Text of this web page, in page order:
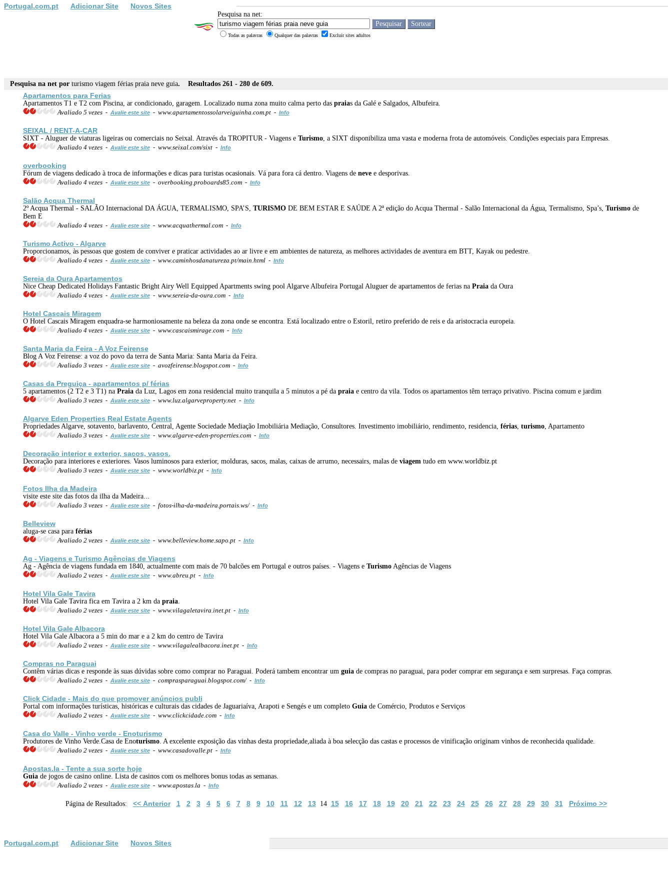
Portugal.com.pt Adicionar Site Novos Sites
Pesquisa na net:
Todas as palavras Qualquer das palavras Excluir sites adultos
Pesquisa na net por turismo viagem férias praia neve guia. Resultados 261 - 280 de 609.
Apartamentos para Ferias
Apartamentos T1 e T2 com Piscina, ar condicionado, garagem. Localizado numa zona muito calma perto das praias da Galé e Salgados, Albufeira.
Avaliado 5 vezes - Avalie este site- www.apartamentossolarveiguinha.com.pt - Info
SEIXAL / RENT-A-CAR
SIXT - Aluguer de viaturas ligeiras ou comerciais no Seixal. Através da TROPITUR - Viagens e Turismo, a SIXT disponibiliza uma vasta e moderna frota de automóveis. Condições especiais para Empresas.
Avaliado 4 vezes - Avalie este site- www.seixal.com/sixt - Info
overbooking
Fórum de viagens dedicado à troca de informações e dicas para turistas ocasionais. Vá para fora cá dentro. Viagens de nevee desporivas.
Avaliado 4 vezes - Avalie este site- overbooking.proboards85.com - Info
Salão Acqua Thermal
2º Acqua Thermal - SALÃO Internacional DA ÁGUA, TERMALISMO, SPA’S, TURISMODE BEM ESTAR E SAÚDE A 2ª edição do Acqua Thermal - Salão Internacional da Água, Termalismo, Spa’s, Turismode
Bem E
Avaliado 4 vezes - Avalie este site- www.acquathermal.com - Info
Turismo Activo - Algarve
Proporcionamos, às pessoas que gostem de conviver e praticar actividades ao ar livre e em ambientes de natureza, as melhores actividades de aventura em BTT, Kayak ou pedestre.
Avaliado 4 vezes - Avalie este site- www.caminhosdanatureza.pt/main.html - Info
Sereia da Oura Apartamentos
Nice Cheap Dedicated Holidays Fantastic Bright Airy Well Equipped Apartments swing pool Algarve Albufeira Portugal Aluguer de apartamentos de ferias na Praiada Oura
Avaliado 4 vezes - Avalie este site- www.sereia-da-oura.com - Info
Hotel Cascais Miragem
O Hotel Cascais Miragem enquadra-se harmoniosamente na beleza da zona onde se encontra. Está localizado entre o Estoril, retiro preferido de reis e da aristocracia europeia.
Avaliado 4 vezes - Avalie este site- www.cascaismirage.com - Info
Santa Maria da Feira - A Voz Feirense
Blog A Voz Feirense: a voz do povo da terra de Santa Maria: Santa Maria da Feira.
Avaliado 3 vezes - Avalie este site- avozfeirense.blogspot.com - Info
Casas da Preguiça - apartamentos p/ férias
5 apartamentos (2 T2 e 3 T1) na Praiada Luz, Lagos em zona residencial muito tranquila a 5 minutos a pé da praiae centro da vila. Todos os apartamentos têm terraço privativo. Piscina comum e jardim
Avaliado 3 vezes - Avalie este site- www.luz.algarveproperty.net - Info
Algarve Eden Properties Real Estate Agents
Propriedades Algarve, sotavento, barlavento, Central, Agente Sociedade Mediação Imobiliária Mediação, Consultores. Investimento imobiliário, rendimento, residencia, férias, turismo, Apartamento
Avaliado 3 vezes - Avalie este site- www.algarve-eden-properties.com - Info
Decoração interior e exterior, sacos, vasos.
Decoração para interiores e exteriores. Vasos luminosos para exterior, molduras, sacos, malas, caixas de arrumo, necessairs, malas de viagem tudo em www.worldbiz.pt
Avaliado 3 vezes - Avalie este site- www.worldbiz.pt - Info
Fotos Ilha da Madeira
visite este site das fotos da ilha da Madeira...
Avaliado 3 vezes - Avalie este site- fotos-ilha-da-madeira.portais.ws/ - Info
Belleview
aluga-se casa para férias
Avaliado 2 vezes - Avalie este site- www.belleview.home.sapo.pt - Info
Ag - Viagens e Turismo Agências de Viagens
Ag - Agência de viagens fundada em 1840, actualmente com mais de 70 balcões em Portugal e outros países. - Viagens e TurismoAgências de Viagens
Avaliado 2 vezes - Avalie este site- www.abreu.pt - Info
Hotel Vila Gale Tavira
Hotel Vila Gale Tavira fica em Tavira a 2 km da praia.
Avaliado 2 vezes - Avalie este site- www.vilagaletavira.inet.pt - Info
Hotel Vila Gale Albacora
Hotel Vila Gale Albacora a 5 min do mar e a 2 km do centro de Tavira
Avaliado 2 vezes - Avalie este site- www.vilagalealbacora.inet.pt - Info
Compras no Paraguai
Contêm várias dicas e responde às suas dúvidas sobre como comprar no Paraguai. Poderá tambem encontrar um guiade compras no paraguai, para poder comprar em segurança e sem surpresas. Faça compras.
Avaliado 2 vezes - Avalie este site- comprasparaguai.blogspot.com/ - Info
Click Cidade - Mais do que promover anúncios publi
Portal com informações turísticas, históricas e culturais das cidades de Jaguariaíva, Arapoti e Sengés e um completo Guiade Comércio, Produtos e Serviços
Avaliado 2 vezes - Avalie este site- www.clickcidade.com - Info
Casa do Valle - Vinho verde - Enoturismo
Produtores de Vinho Verde.Casa de Enoturismo. A excelente exposição das vinhas desta propriedade,aliada à boa selecção das castas e processos de vinificação originam vinhos de reconhecida qualidade.
Avaliado 2 vezes - Avalie este site- www.casadovalle.pt - Info
Apostas.la - Tente a sua sorte hoje
Guiade jogos de casino online. Lista de casinos com os melhores bonus todas as semanas.
Avaliado 2 vezes - Avalie este site- www.apostas.la - Info
Página de Resultados: << Anterior 1 2 3 4 5 6 7 8 9 10 11 12 1314 15 16 17 18 19 20 21 22 23 24 25 26 27 28 29 30 31 Próximo >>
Portugal.com.pt Adicionar Site Novos Sites